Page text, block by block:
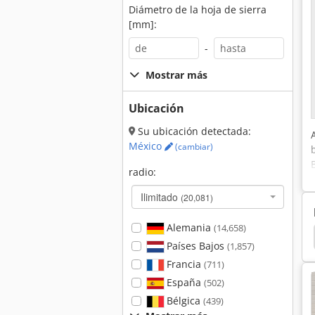
Diámetro de la hoja de sierra
[mm]:
-
Mostrar más
Ubicación
Su ubicación detectada:
México
(cambiar)
radio:
Ilimitado (20,081)
Alemania (14,658)
Países Bajos (1,857)
Francia (711)
España (502)
Bélgica (439)
Lijadora Rehnen Amoladora